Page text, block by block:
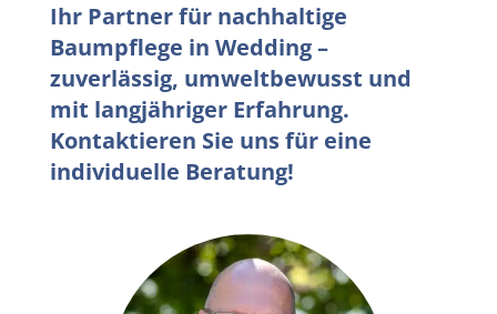
Ihr Partner für nachhaltige
Baumpflege in Wedding –
zuverlässig, umweltbewusst und
mit langjähriger Erfahrung.
Kontaktieren Sie uns für eine
individuelle Beratung!